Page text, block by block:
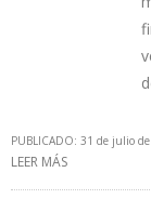
PUBLICADO: 31 de julio
LEER MÁS